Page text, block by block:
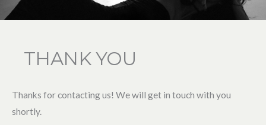
THANK YOU
Thanks for contacting us! We will get in touch with you
shortly.